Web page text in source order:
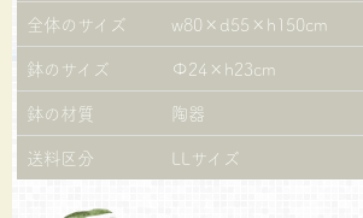
全体のサイズ
w80×d55×h150cm
鉢のサイズ
Φ24×h23cm
鉢の材質
陶器
送料区分
LLサイズ